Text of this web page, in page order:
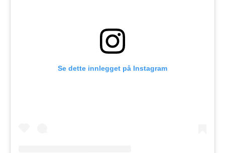
Se dette innlegget på Instagram